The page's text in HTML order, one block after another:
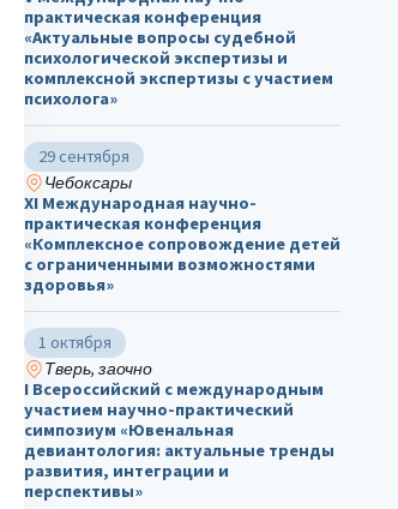
практическая конференция
«Актуальные вопросы судебной
психологической экспертизы и
комплексной экспертизы с участием
психолога»
29 сентября
Чебоксары
ХΙ Международная научно-
практическая конференция
«Комплексное сопровождение детей
с ограниченными возможностями
здоровья»
1 октября
Тверь, заочно
I Всероссийский с международным
участием научно-практический
симпозиум «Ювенальная
девиантология: актуальные тренды
развития, интеграции и
перспективы»